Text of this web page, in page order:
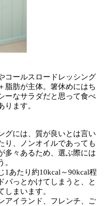
コールスロードレッシング
脂肪が主体。箸休めにはち
ーなサラダだと思って食べ
ります。
グには、質が良いとは言い
り、ノンオイルであっても
多々あるため、選ぶ際には
1あたり約10kcal～90kcal程
バっとかけてしまうと、と
まいます。
アイランド、フレンチ、ご